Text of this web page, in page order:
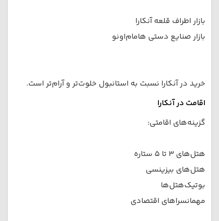
بازار اطراف قلعه آنکارا
بازار صنایع دستی هامام‌اونو
خرید در آنکارا نسبت به استانبول خلوت‌تر و آرام‌تر است.
اقامت در آنکارا
گزینه‌های اقامتی:
هتل‌های ۳ تا ۵ ستاره
هتل‌های بیزینسی
بوتیک‌هتل‌ها
مهمانسراهای اقتصادی